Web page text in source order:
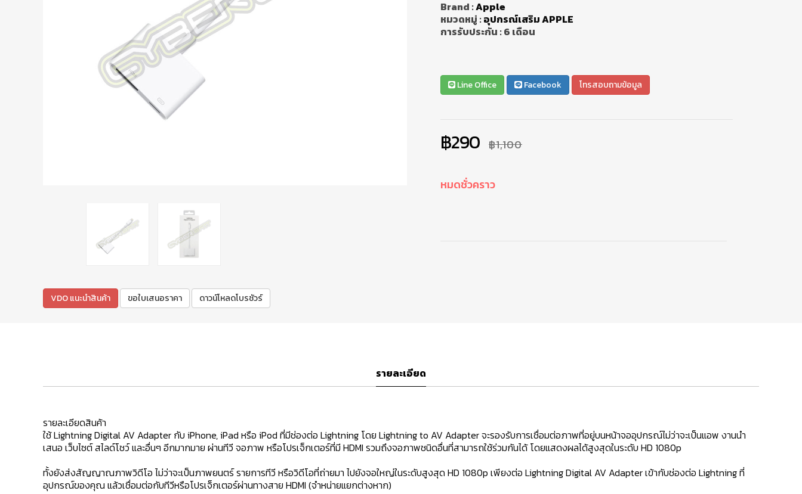
VDO แนะนำสินค้า ขอใบเสนอราคา ดาวน์โหลดโบรชัวร์
Brand :Apple
หมวดหมู่ :อุปกรณ์เสริม APPLE
การรับประกัน :6 เดือน
Line Office Facebook โทรสอบถามข้อมูล
฿290 ฿1,100
หมดชั่วคราว
รายละเอียด
รายละเอียดสินค้า
ใช้ Lightning Digital AV Adapter กับ iPhone, iPad หรือ iPod ที่มีช่องต่อ Lightning โดย Lightning to AV Adapter จะรองรับการเชื่อมต่อภาพที่อยู่บนหน้าจออุปกรณ์ไม่ว่าจะเป็นแอพ งานนำ
เสนอ เว็บไซต์ สไลด์โชว์ และอื่นๆ อีกมากมาย ผ่านทีวี จอภาพ หรือโปรเจ็กเตอร์ที่มี HDMI รวมถึงจอภาพชนิดอื่นที่สามารถใช้ร่วมกันได้ โดยแสดงผลได้สูงสุดในระดับ HD 1080p
ทั้งยังส่งสัญญาณภาพวิดีโอ ไม่ว่าจะเป็นภาพยนตร์ รายการทีวี หรือวิดีโอที่ถ่ายมา ไปยังจอใหญ่ในระดับสูงสุด HD 1080p เพียงต่อ Lightning Digital AV Adapter เข้ากับช่องต่อ Lightning ที่
อุปกรณ์ของคุณ แล้วเชื่อมต่อกับทีวีหรือโปรเจ็กเตอร์ผ่านทางสาย HDMI (จำหน่ายแยกต่างหาก)